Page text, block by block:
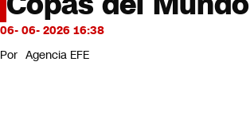
Cultura
Servicios
Bits
CNN Data
06- 06- 2026 16:38
Por Agencia EFE